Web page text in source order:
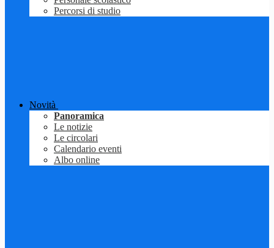
Percorsi di studio
Novità
Panoramica
Le notizie
Le circolari
Calendario eventi
Albo online